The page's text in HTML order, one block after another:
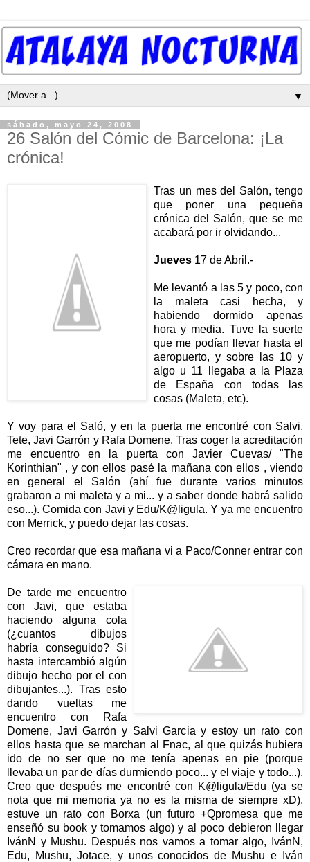
▼
sábado, mayo 24, 2008
26 Salón del Cómic de Barcelona: ¡La
crónica!
Tras un mes del Salón, tengo
que poner una pequeña
crónica del Salón, que se me
acabará por ir olvidando...
Jueves 17 de Abril.-
Me levantó a las 5 y poco, con
la maleta casi hecha, y
habiendo dormido apenas
hora y media. Tuve la suerte
que me podían llevar hasta el
aeropuerto, y sobre las 10 y
algo u 11 llegaba a la Plaza
de España con todas las
cosas (Maleta, etc).
Y voy para el Saló, y en la puerta me encontré con Salvi,
Tete, Javi Garrón y Rafa Domene. Tras coger la acreditación
me encuentro en la puerta con Javier Cuevas/ "The
Korinthian" , y con ellos pasé la mañana con ellos , viendo
en general el Salón (ahí fue durante varios minutos
grabaron a mi maleta y a mi... y a saber donde habrá salido
eso...). Comida con Javi y Edu/K@ligula. Y ya me encuentro
con Merrick, y puedo dejar las cosas.
Creo recordar que esa mañana vi a Paco/Conner entrar con
cámara en mano.
De tarde me encuentro
con Javi, que estaba
haciendo alguna cola
(¿cuantos dibujos
habría conseguido? Si
hasta intercambió algún
dibujo hecho por el con
dibujantes...). Tras esto
dando vueltas me
encuentro con Rafa
Domene, Javi Garrón y Salvi Garcia y estoy un rato con
ellos hasta que se marchan al Fnac, al que quizás hubiera
ido de no ser que no me tenía apenas en pie (porque
llevaba un par de días durmiendo poco... y el viaje y todo...).
Creo que después me encontré con K@ligula/Edu (ya se
nota que mi memoria ya no es la misma de siempre xD),
estuve un rato con Borxa (un futuro +Qpromesa que me
enseñó su book y tomamos algo) y al poco debieron llegar
IvánN y Mushu. Después nos vamos a tomar algo, IvánN,
Edu, Mushu, Jotace, y unos conocidos de Mushu e Iván